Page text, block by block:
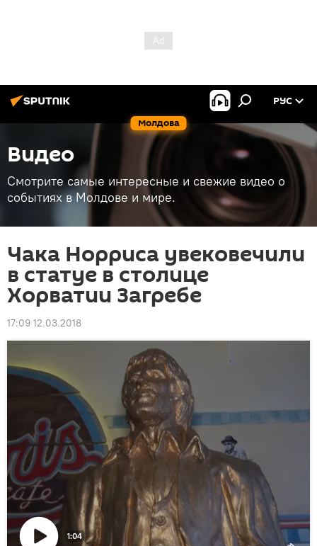
Молдова
РУС
Видео
Смотрите самые интересные и свежие видео о
событиях в Молдове и мире.
Чака Норриса увековечили
в статуе в столице
Хорватии Загребе
17:09 12.03.2018
1:04